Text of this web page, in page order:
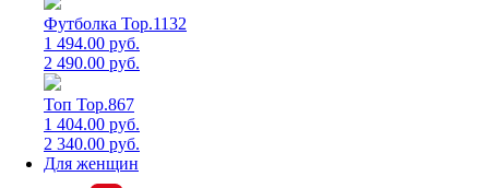
Футболка Top.1132
1 494.00 руб.
2 490.00 руб.
Топ Top.867
1 404.00 руб.
2 340.00 руб.
Для женщин